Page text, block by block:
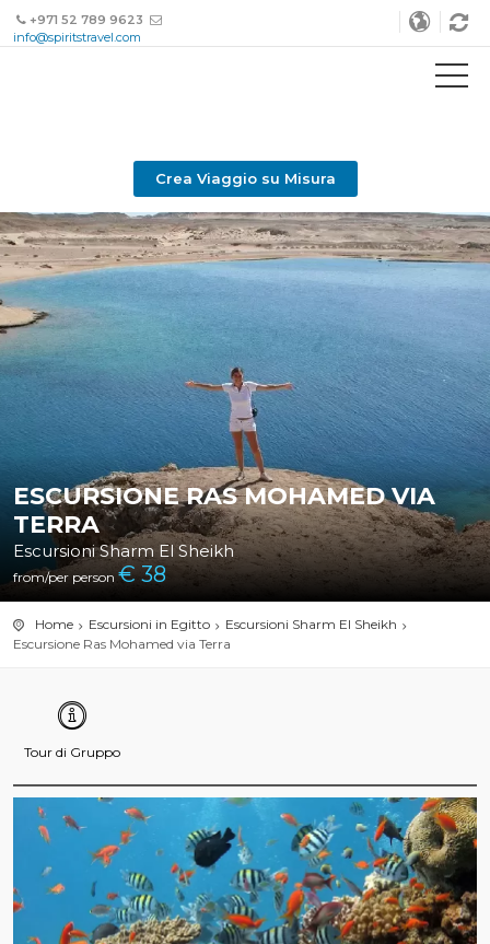
+971 52 789 9623
info@spiritstravel.com
Crea Viaggio su Misura
ESCURSIONE RAS MOHAMED VIA
TERRA
Escursioni Sharm El Sheikh
from/per person € 38
Home Escursioni in Egitto
Escursioni Sharm El Sheikh
Escursione Ras Mohamed via Terra
Tour di Gruppo